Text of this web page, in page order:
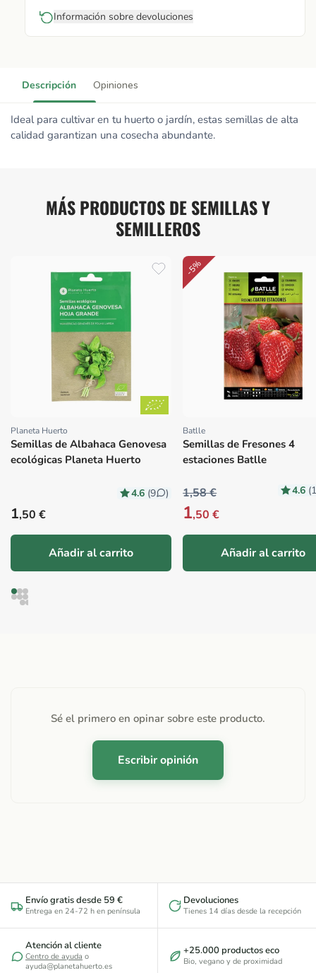
Información sobre devoluciones
Descripción Opiniones
Ideal para cultivar en tu huerto o jardín, estas semillas de alta
calidad garantizan una cosecha abundante.
MÁS PRODUCTOS DE SEMILLAS Y
SEMILLEROS
Proveedor:
Planeta Huerto
Semillas de Albahaca Genovesa
ecológicas Planeta Huerto
4.6 (9 )
Precio habitual
1,50 €
Añadir al carrito
-5%
Proveedor:
Batlle
Semillas de Fresones 4
estaciones Batlle
4.6
1,58 €
1,50 €
Añadir al carrito
Sé el primero en opinar sobre este producto.
Escribir opinión
Envío gratis desde 59 €
Entrega en 24-72 h en península
Devoluciones
Tienes 14 días desde la recepción
Atención al cliente
Centro de ayuda o
ayuda@planetahuerto.es
+25.000 productos eco
Bio, vegano y de proximidad